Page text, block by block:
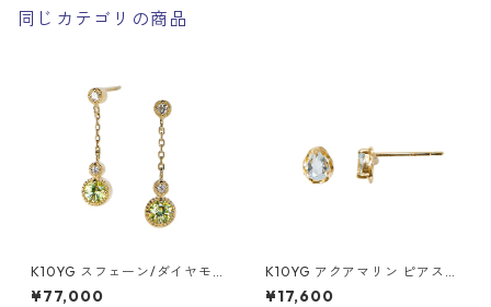
同じカテゴリの商品
K10YG スフェーン/ダイヤモ
ンド（0.04ct） ピアス
¥77,000
K10YG アクアマリン ピアス
（スタッド）
¥17,600